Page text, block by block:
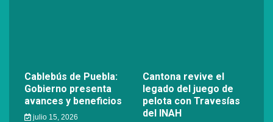
Cablebús de Puebla:
Gobierno presenta
avances y beneficios
julio 15, 2026
Cantona revive el
legado del juego de
pelota con Travesías
del INAH